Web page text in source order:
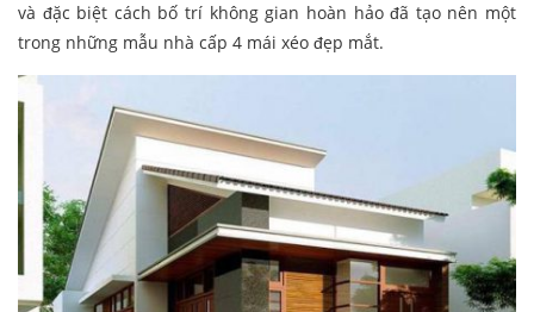
và đặc biệt cách bố trí không gian hoàn hảo đã tạo nên một
trong những mẫu nhà cấp 4 mái xéo đẹp mắt.